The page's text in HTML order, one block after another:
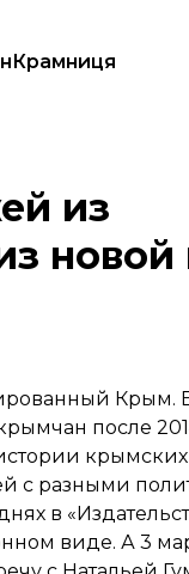
Крамниця
из
новой
Крым.
после
с разными
в
виде. А 3